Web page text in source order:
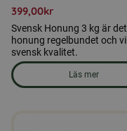
399,00kr
Svensk Honung 3 kg är
honung regelbundet och
svensk kvalitet.
Läs mer
om